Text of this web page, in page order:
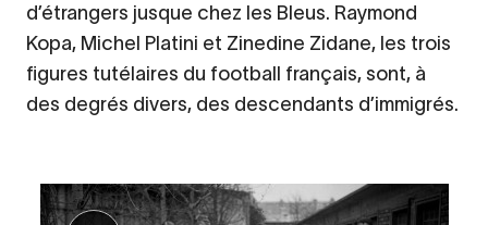
d’étrangers jusque chez les Bleus. Raymond
Kopa, Michel Platini et Zinedine Zidane, les trois
figures tutélaires du football français, sont, à
des degrés divers, des descendants d’immigrés.